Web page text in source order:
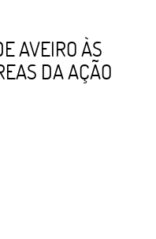
AVEIRO ÀS
DA AÇÃO